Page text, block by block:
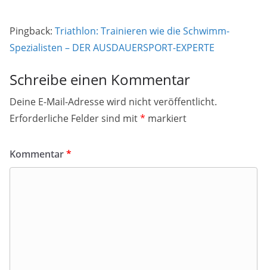
Pingback: Triathlon: Trainieren wie die Schwimm-
Spezialisten – DER AUSDAUERSPORT-EXPERTE
Schreibe einen Kommentar
Deine E-Mail-Adresse wird nicht veröffentlicht.
Erforderliche Felder sind mit* markiert
Kommentar*